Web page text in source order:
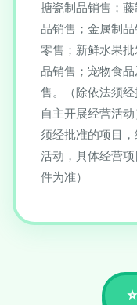
搪瓷制品销售；
品销售；金属制
零售；新鲜水果
品销售；宠物食
售。（除依法须
自主开展经营活
须经批准的项目
活动，具体经营
件为准）